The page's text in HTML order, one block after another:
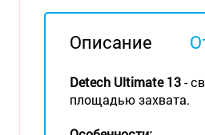
Описание
Detech Ultimate 13-
площадью захвата.